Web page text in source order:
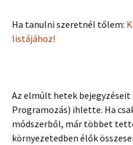
Ha tanulni szeretnél tőlem:
listájához!
Az elmúlt hetek
Programozás) ihlette. Ha
módszerből, már többet
környezetedben élők